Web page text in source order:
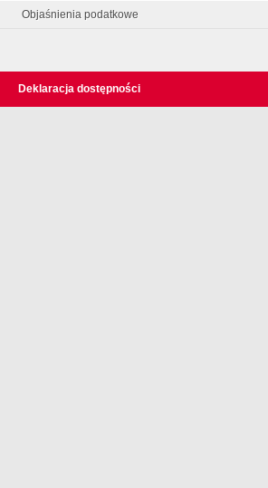
Objaśnienia podatkowe
Deklaracja dostępności